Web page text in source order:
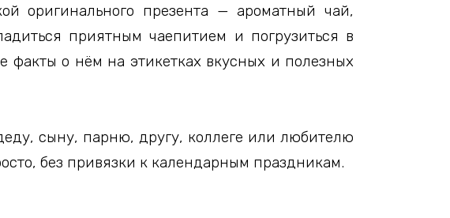
оригинального презента — ароматный чай,
приятным чаепитием и погрузиться в
факты о нём на этикетках вкусных и полезных
сыну, парню, другу, коллеге или любителю
без привязки к календарным праздникам.